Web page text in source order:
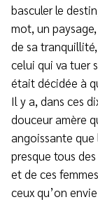
basculer le
mot, un
de sa
celui qui va tuer
était décidée à
Il y a, dans ces
douceur amère
angoissante que
presque tous
et de ces
ceux qu’on